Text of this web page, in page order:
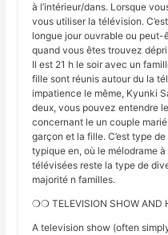
à l’intérieur/dans. Lorsque
vous utiliser la télévision.
longue jour ouvrable ou
quand vous êtes trouvez
Il est 21 h le soir avec un
fille sont réunis autour du la
impatience le même, Kyunki
deux, vous pouvez entendre
concernant le un couple
garçon et la fille. C’est type
typique en, où le mélodrame
télévisées reste la type de
majorité n familles.
❍❍ TELEVISION SHOW
A television show (often